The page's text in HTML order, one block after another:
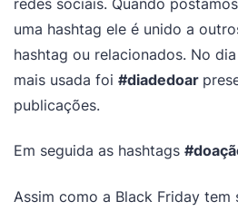
uma hashtag ele é unido a
hashtag ou relacionados. No
mais usada foi #diadedoar
publicações.
Em seguida as hashtags
Assim como a Black Friday